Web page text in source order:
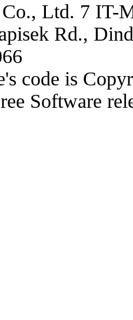
Ltd. 7 IT-
Rd.,
code is
Software